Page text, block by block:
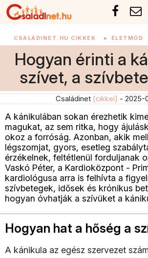
CSALÁDINET.HU CIKKEK ► ÉLETMÓD
Hogyan érinti a
szívet, a
Családinet [cikkei] - 2025-
A kánikulában sokan érezhetik
magukat, az sem ritka, hogy
okoz a forróság. Azonban, akik
légszomjat, gyors, esetleg
érzékelnek, feltétlenül forduljanak
Vaskó Péter, a Kardioközpont -
kardiológusa arra is felhívta a
szívbetegek, idősek és krónikus
hogyan óvhatják a szívüket a
Hogyan hat a hőség a
A kánikula az egész szervezet